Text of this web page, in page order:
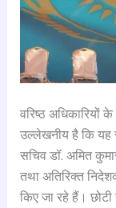
वरिष्ठ अधिकारियों के
उल्लेखनीय है कि यह
सचिव डॉ. अमित
तथा अतिरिक्त
किए जा रहे हैं।